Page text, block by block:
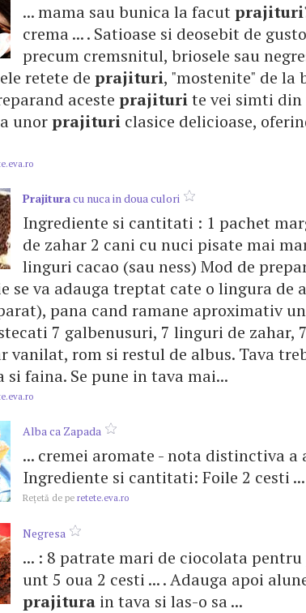
... mama sau bunica la facutprajituri
crema ... . Satioase si deosebit de
precum cremsnitul, briosele sau
retete de prajituri, "mostenite" de la
aceste prajiturite vei simti din
unorprajituri clasice delicioase,
Prajituracu nuca in doua culori
Ingrediente si cantitati : 1 pachet
de zahar 2 cani cu nuci pisate mai
linguri cacao (sau ness) Mod de
se va adauga treptat cate o lingura de
pana cand ramane aproximativ
7 galbenusuri, 7 linguri de
vanilat, rom si restul de albus. Tava
si faina. Se pune in tava mai...
Alba ca Zapada
... cremei aromate - nota distinctiva a
Ingrediente si cantitati: Foile 2 cesti ...
Reţetă de pe retete.eva.ro
Negresa
... : 8 patrate mari de ciocolata pentru
unt 5 oua 2 cesti ... . Adauga apoi
prajitura in tava si las-o sa ...